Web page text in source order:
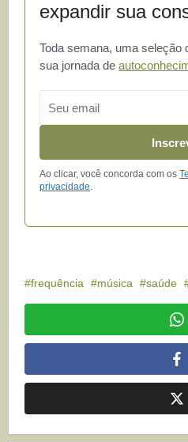
expandir sua
Toda semana, uma seleção
sua jornada de
Ao clicar, você concorda com os
privacidade.
frequência música saúde